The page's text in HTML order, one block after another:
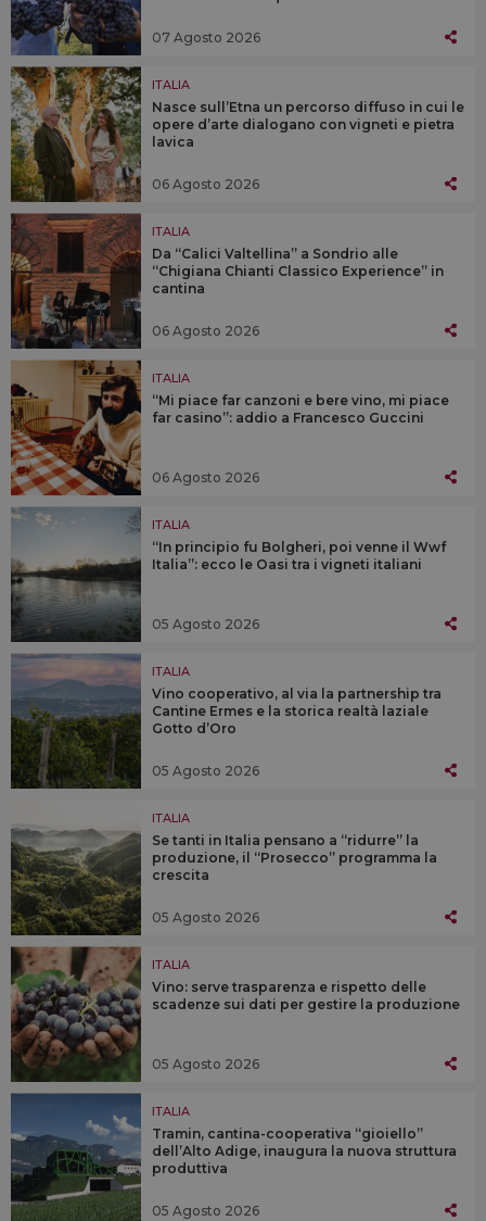
07 Agosto 2026
ITALIA
Nasce sull’Etna un percorso diffuso in cui le
opere d’arte dialogano con vigneti e pietra
lavica
06 Agosto 2026
ITALIA
Da “Calici Valtellina” a Sondrio alle
“Chigiana Chianti Classico Experience” in
cantina
06 Agosto 2026
ITALIA
“Mi piace far canzoni e bere vino, mi piace
far casino”: addio a Francesco Guccini
06 Agosto 2026
ITALIA
“In principio fu Bolgheri, poi venne il Wwf
Italia”: ecco le Oasi tra i vigneti italiani
05 Agosto 2026
ITALIA
Vino cooperativo, al via la partnership tra
Cantine Ermes e la storica realtà laziale
Gotto d’Oro
05 Agosto 2026
ITALIA
Se tanti in Italia pensano a “ridurre” la
produzione, il “Prosecco” programma la
crescita
05 Agosto 2026
ITALIA
Vino: serve trasparenza e rispetto delle
scadenze sui dati per gestire la produzione
05 Agosto 2026
ITALIA
Tramin, cantina-cooperativa “gioiello”
dell’Alto Adige, inaugura la nuova struttura
produttiva
05 Agosto 2026